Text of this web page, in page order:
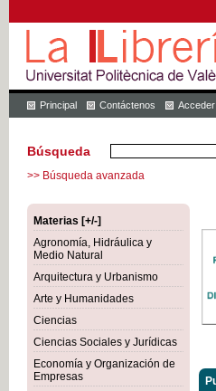
Principal Contáctenos Acceder
Búsqueda
>> Búsqueda avanzada
Materias [+/-]
Agronomía, Hidráulica y
Medio Natural
Arquitectura y Urbanismo
Arte y Humanidades
Ciencias
Ciencias Sociales y Jurídicas
Economía y Organización de
Empresas